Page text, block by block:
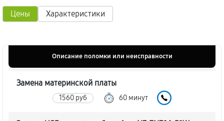
Цены Характеристики
Описание поломки или неисправности
Замена материнской платы
1560 руб 60 минут